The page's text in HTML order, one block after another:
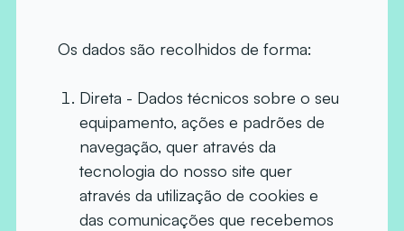
Os dados são recolhidos de forma:
Direta - Dados técnicos sobre o seu
equipamento, ações e padrões de
navegação, quer através da
tecnologia do nosso site quer
através da utilização de cookies e
das comunicações que recebemos